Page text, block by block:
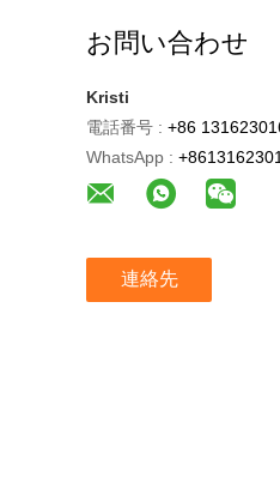
お問い合わせ
Kristi
電話番号 : +86
WhatsApp :
連絡先